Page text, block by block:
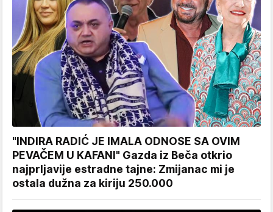
"INDIRA RADIĆ JE IMALA ODNOSE SA OVIM
PEVAČEM U KAFANI" Gazda iz Beča otkrio
najprljavije estradne tajne: Zmijanac mi je
ostala dužna za kiriju 250.000